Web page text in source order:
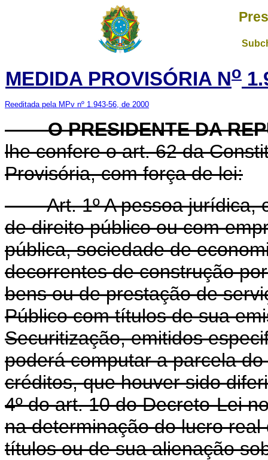
MEDIDA PROVISÓRIA No
Reeditada pela MPv nº 1.943-56, de 2000
O PRESIDENTE DA
lhe confere o art. 62 da
Provisória, com força de lei:
Art. 1º A pessoa jurídica,
de direito público ou com
pública, sociedade de
decorrentes de construção
bens ou de prestação de
Público com títulos de sua
Securitização, emitidos
poderá computar a parcela
créditos, que houver sido
4º do art. 10 do Decreto-Lei
na determinação do lucro
títulos ou de sua alienação